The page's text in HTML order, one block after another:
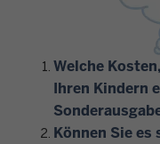
Welche
Ihren Kindern
Können Sie